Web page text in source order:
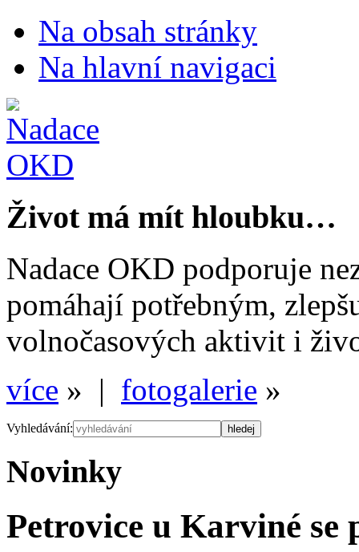
Na obsah stránky
Na hlavní navigaci
Život má mít hloubku…
Nadace OKD podporuje
pomáhají potřebným,
volnočasových aktivit i
více » | fotogalerie »
Vyhledávání:
Novinky
Petrovice u Karviné se